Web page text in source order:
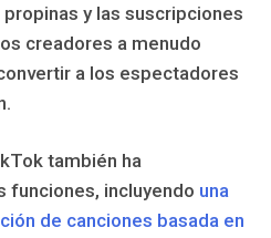
y las suscripciones
creadores a menudo
a los espectadores
también ha
funciones, incluyendo una
de canciones basada en